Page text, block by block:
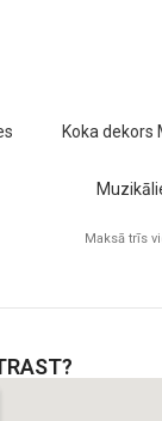
Koka dekors
Maksā trīs